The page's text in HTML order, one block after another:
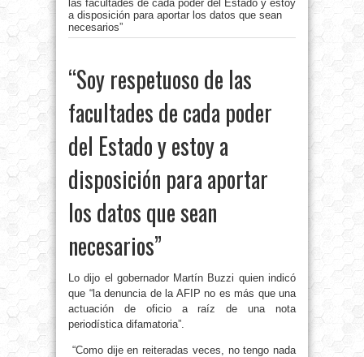
las facultades de cada poder del Estado y estoy
a disposición para aportar los datos que sean
necesarios”
“Soy respetuoso de las
facultades de cada poder
del Estado y estoy a
disposición para aportar
los datos que sean
necesarios”
Lo dijo el gobernador Martín Buzzi quien indicó
que “la denuncia de la AFIP no es más que una
actuación de oficio a raíz de una nota
periodística difamatoria”.
“Como dije en reiteradas veces, no tengo nada